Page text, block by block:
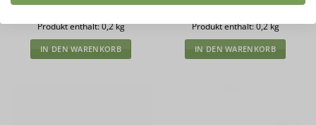
zzgl.Versandkosten
Produkt enthält: 0,2kg
IN DEN WARENKORB
zzgl.Versandkosten
Produkt enthält: 0,2kg
IN DEN WARENKORB